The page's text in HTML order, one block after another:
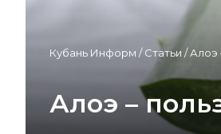
Кубань Информ /Статьи /Алоэ
Алоэ –